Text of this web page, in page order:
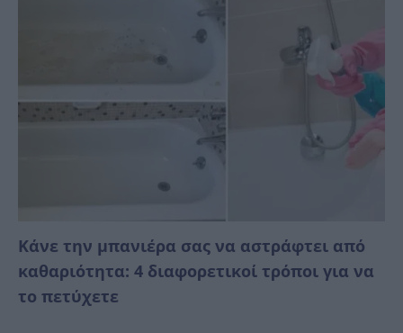
Κάνε την μπανιέρα σας να αστράφτει από
καθαριότητα: 4 διαφορετικοί τρόποι για να
το πετύχετε